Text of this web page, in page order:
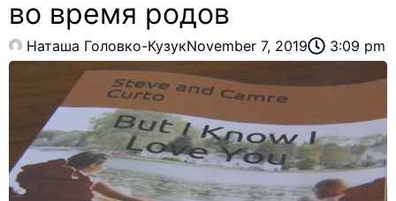
во время родов
Наташа Головко-КузукNovember 7, 2019 3:09 pm